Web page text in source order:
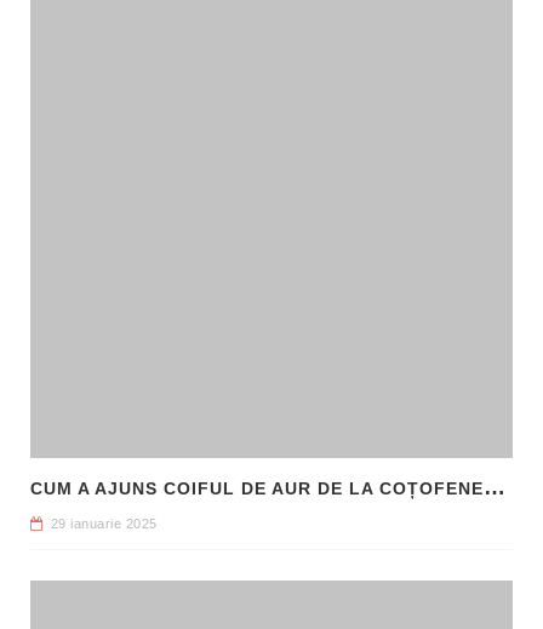
C
UM A AJUNS COIFUL DE AUR DE LA COȚOFENEȘTI ÎN PATRIMONIUL NAȚIONAL
29 ianuarie 2025